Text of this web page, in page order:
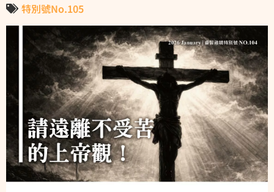
特別號No.105